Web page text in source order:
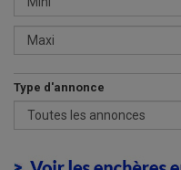
Type d'annonce